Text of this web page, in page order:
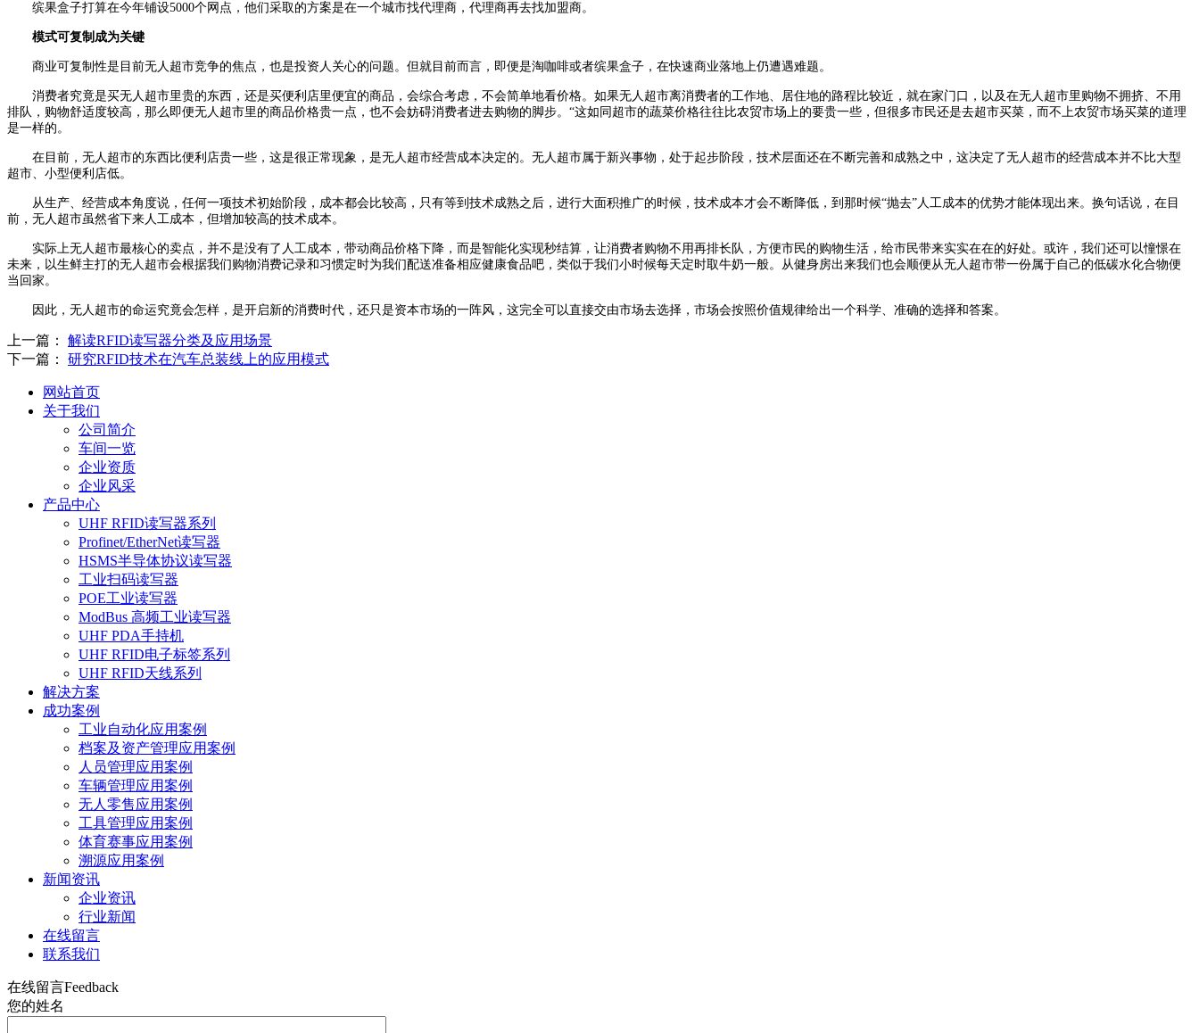
缤果盒子打算在今年铺设5000个网点，他们采取的方案是在一个城市找代理商，代理商再去找加盟商。
模式可复制成为关键
商业可复制性是目前无人超市竞争的焦点，也是投资人关心的问题。但就目前而言，即便是淘咖啡或者缤果盒子，在快速商业落地上仍遭遇难题。
消费者究竟是买无人超市里贵的东西，还是买便利店里便宜的商品，会综合考虑，不会简单地看价格。如果无人超市离消费者的工作地、居住地的路程比较近，就在家门口，以及在无人超市里购物不拥挤、不用
排队，购物舒适度较高，那么即便无人超市里的商品价格贵一点，也不会妨碍消费者进去购物的脚步。“这如同超市的蔬菜价格往往比农贸市场上的要贵一些，但很多市民还是去超市买菜，而不上农贸市场买菜的道理
是一样的。
在目前，无人超市的东西比便利店贵一些，这是很正常现象，是无人超市经营成本决定的。无人超市属于新兴事物，处于起步阶段，技术层面还在不断完善和成熟之中，这决定了无人超市的经营成本并不比大型
超市、小型便利店低。
从生产、经营成本角度说，任何一项技术初始阶段，成本都会比较高，只有等到技术成熟之后，进行大面积推广的时候，技术成本才会不断降低，到那时候“抛去”人工成本的优势才能体现出来。换句话说，在目
前，无人超市虽然省下来人工成本，但增加较高的技术成本。
实际上无人超市最核心的卖点，并不是没有了人工成本，带动商品价格下降，而是智能化实现秒结算，让消费者购物不用再排长队，方便市民的购物生活，给市民带来实实在在的好处。或许，我们还可以憧憬在
未来，以生鲜主打的无人超市会根据我们购物消费记录和习惯定时为我们配送准备相应健康食品吧，类似于我们小时候每天定时取牛奶一般。从健身房出来我们也会顺便从无人超市带一份属于自己的低碳水化合物便
当回家。
因此，无人超市的命运究竟会怎样，是开启新的消费时代，还只是资本市场的一阵风，这完全可以直接交由市场去选择，市场会按照价值规律给出一个科学、准确的选择和答案。
上一篇： 解读RFID读写器分类及应用场景
下一篇： 研究RFID技术在汽车总装线上的应用模式
网站首页
关于我们
公司简介
车间一览
企业资质
企业风采
产品中心
UHF RFID读写器系列
Profinet/EtherNet读写器
HSMS半导体协议读写器
工业扫码读写器
POE工业读写器
ModBus 高频工业读写器
UHF PDA手持机
UHF RFID电子标签系列
UHF RFID天线系列
解决方案
成功案例
工业自动化应用案例
档案及资产管理应用案例
人员管理应用案例
车辆管理应用案例
无人零售应用案例
工具管理应用案例
体育赛事应用案例
溯源应用案例
新闻资讯
企业资讯
行业新闻
在线留言
联系我们
在线留言Feedback
您的姓名